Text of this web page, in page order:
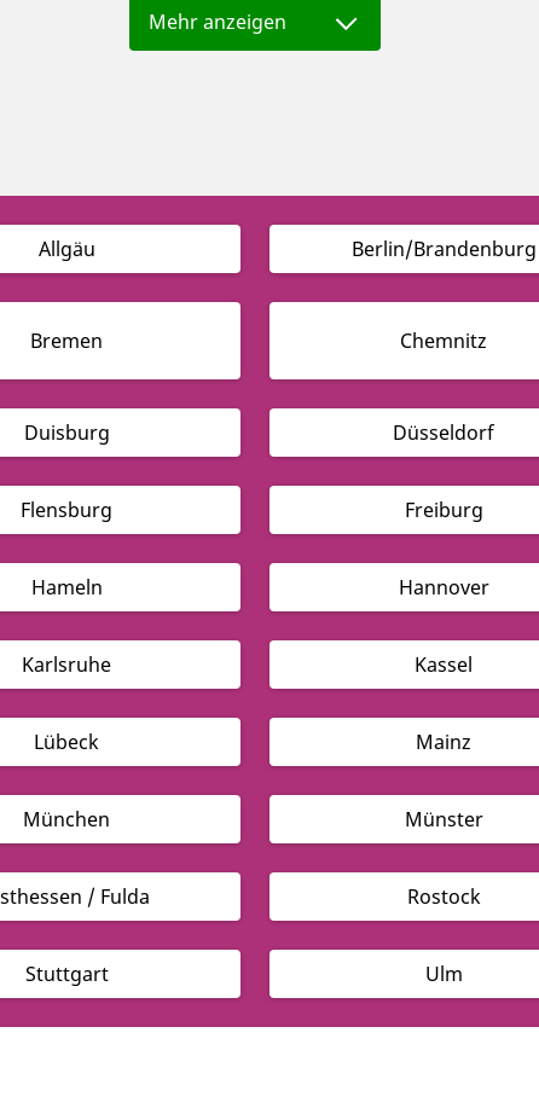
Allgäu Berlin/Brandenburg
Bremen Chemnitz
Duisburg Düsseldorf
Flensburg Freiburg
Hameln Hannover
Karlsruhe Kassel
Lübeck Mainz
München Münster
/ Fulda Rostock
Stuttgart Ulm